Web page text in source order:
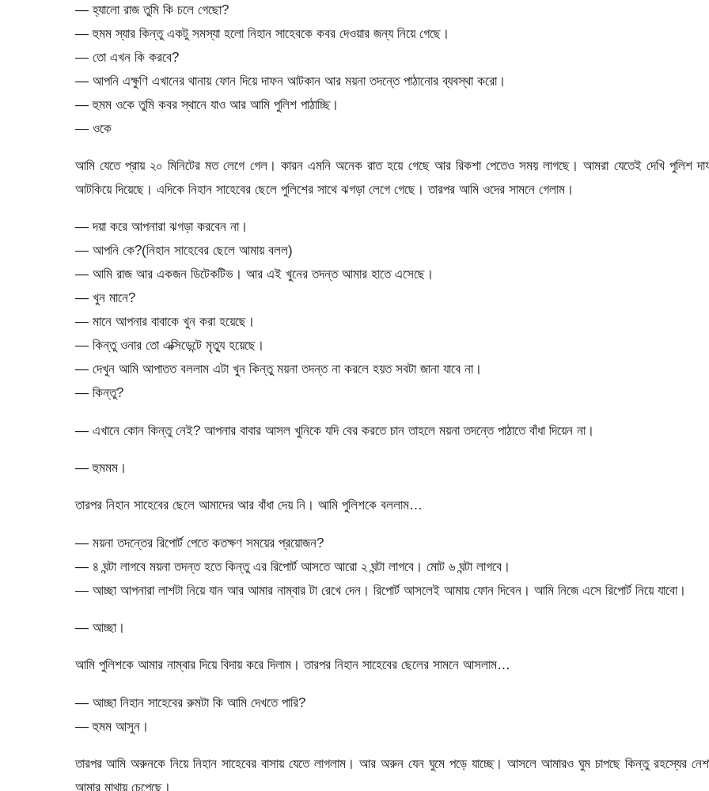
— হ্যালো রাজ তুমি কি চলে গেছো?
— হুমম স্যার কিন্তু একটু সমস্যা হলো নিহান সাহেবকে কবর দেওয়ার জন্য নিয়ে গেছে।
— তো এখন কি করবে?
— আপনি এক্ষুণি এখানের থানায় ফোন দিয়ে দাফন আটকান আর ময়না তদন্তে পাঠানোর ব্যবস্থা করো।
— হুমম ওকে তুমি কবর স্থানে যাও আর আমি পুলিশ পাঠাচ্ছি।
— ওকে
আমি যেতে প্রায় ২০ মিনিটের মত লেগে গেল। কারন এমনি অনেক রাত হয়ে গেছে আর রিকশা পেতেও সময় লাগছে। আমরা যেতেই দেখি পুলিশ
আটকিয়ে দিয়েছে। এদিকে নিহান সাহেবের ছেলে পুলিশের সাথে ঝগড়া লেগে গেছে। তারপর আমি ওদের সামনে গেলাম।
— দয়া করে আপনারা ঝগড়া করবেন না।
— আপনি কে?(নিহান সাহেবের ছেলে আমায় বলল)
— আমি রাজ আর একজন ডিটেকটিভ। আর এই খুনের তদন্ত আমার হাতে এসেছে।
— খুন মানে?
— মানে আপনার বাবাকে খুন করা হয়েছে।
— কিন্তু ওনার তো এক্সিডেন্টে মৃত্যু হয়েছে।
— দেখুন আমি আপাতত বললাম এটা খুন কিন্তু ময়না তদন্ত না করলে হয়ত সবটা জানা যাবে না।
— কিন্তু?
— এখানে কোন কিন্তু নেই? আপনার বাবার আসল খুনিকে যদি বের করতে চান তাহলে ময়না তদন্তে পাঠাতে বাঁধা দিয়েন না।
— হুমমম।
তারপর নিহান সাহেবের ছেলে আমাদের আর বাঁধা দেয় নি। আমি পুলিশকে বললাম…
— ময়না তদন্তের রিপোর্ট পেতে কতক্ষণ সময়ের প্রয়োজন?
— ৪ ঘন্টা লাগবে ময়না তদন্ত হতে কিন্তু এর রিপোর্ট আসতে আরো ২ ঘন্টা লাগবে। মোট ৬ ঘন্টা লাগবে।
— আচ্ছা আপনারা লাশটা নিয়ে যান আর আমার নাম্বার টা রেখে দেন। রিপোর্ট আসলেই আমায় ফোন দিবেন। আমি নিজে এসে রিপোর্ট নিয়ে যাবো।
— আচ্ছা।
আমি পুলিশকে আমার নাম্বার দিয়ে বিদায় করে দিলাম। তারপর নিহান সাহেবের ছেলের সামনে আসলাম…
— আচ্ছা নিহান সাহেবের রুমটা কি আমি দেখতে পারি?
— হুমম আসুন।
তারপর আমি অরুনকে নিয়ে নিহান সাহেবের বাসায় যেতে লাগলাম। আর অরুন যেন ঘুমে পড়ে যাচ্ছে। আসলে আমারও ঘুম চাপছে কিন্তু রহস্যের
আমার মাথায় চেপেছে।